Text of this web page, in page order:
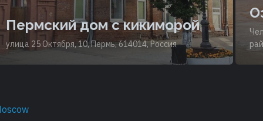
Пермский дом с кикиморой
улица 25 Октября, 10, Пермь, 614014, Россия